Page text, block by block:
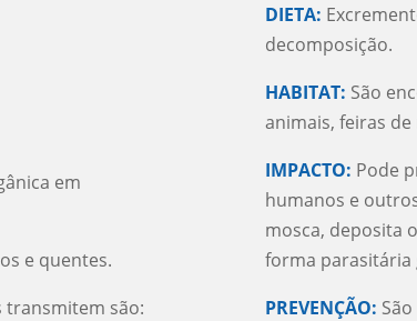
em
e quentes.
transmitem são:
DIETA:
decomposição.
HABITAT: São
animais, feiras
IMPACTO: Pode
humanos e
mosca, deposita
forma parasitária
PREVENÇÃO: